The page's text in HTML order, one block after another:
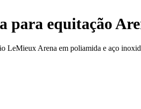
para equitação
LeMieux Arena em poliamida e aço